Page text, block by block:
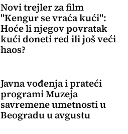
Novi trejler za film
"Kengur se vraća kući":
Hoće li njegov povratak
kući doneti red ili još veći
haos?
Javna vođenja i prateći
programi Muzeja
savremene umetnosti u
Beogradu u avgustu